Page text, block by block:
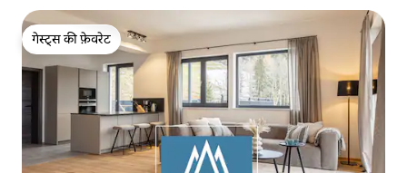
गेस्ट्स की फ़ेवरेट
गेस्ट्स की फ़ेवरेट